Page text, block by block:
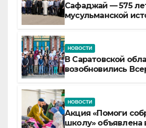
Сафаджай — 575
мусульманской
НОВОСТИ
В Саратовской
возобновились
НОВОСТИ
Акция «Помоги
школу» объявлена